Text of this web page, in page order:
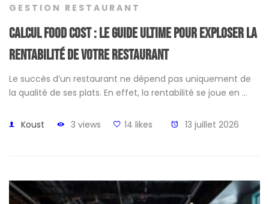
GESTION RESTAURANT
Calcul food cost : le guide ultime pour exploser la
rentabilité de votre restaurant
Le succès d’un restaurant ne dépend pas uniquement de
la qualité de ses plats. En effet, la rentabilité se joue en …
Koust 3 views 14 likes 13 juillet 2026